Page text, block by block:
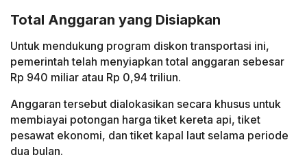
Total Anggaran yang Disiapkan
Untuk mendukung program diskon transportasi ini,
pemerintah telah menyiapkan total anggaran sebesar
Rp 940 miliar atau Rp 0,94 triliun.
Anggaran tersebut dialokasikan secara khusus untuk
membiayai potongan harga tiket kereta api, tiket
pesawat ekonomi, dan tiket kapal laut selama periode
dua bulan.